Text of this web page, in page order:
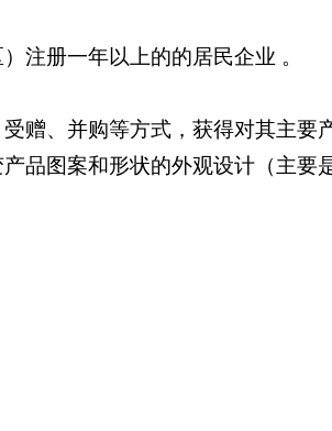
注册一年以上的的居民企业 。
赠、并购等方式，获得对其主要
品图案和形状的外观设计（主